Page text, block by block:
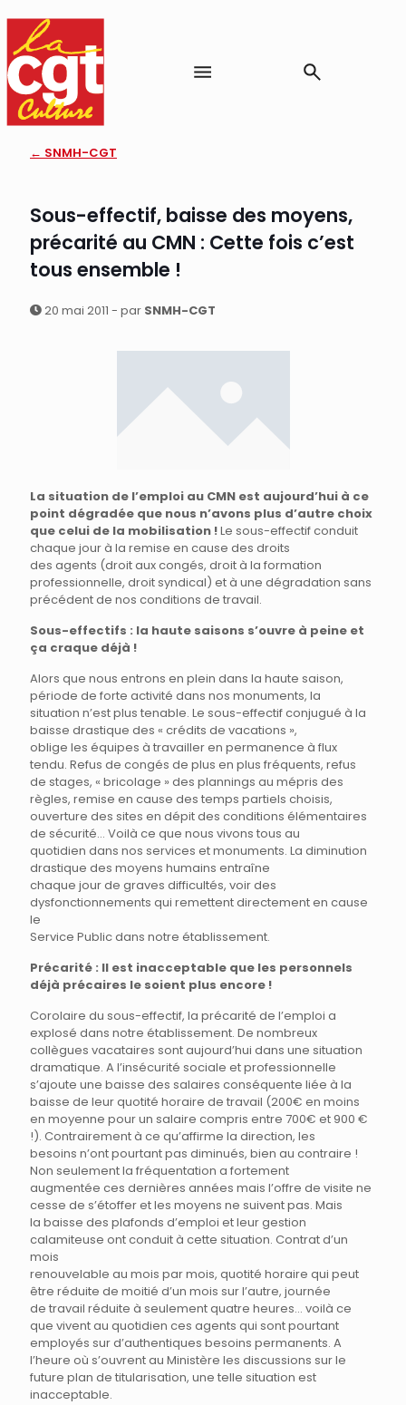
← SNMH-CGT
Sous-effectif, baisse des moyens,
précarité au CMN : Cette fois c’est
tous ensemble !
20 mai 2011 - par SNMH-CGT
La situation de l’emploi au CMN est aujourd’hui à ce
point dégradée que nous n’avons plus d’autre choix
que celui de la mobilisation !Le sous-effectif conduit
chaque jour à la remise en cause des droits
des agents (droit aux congés, droit à la formation
professionnelle, droit syndical) et à une dégradation sans
précédent de nos conditions de travail.
Sous-effectifs : la haute saisons s’ouvre à peine et
ça craque déjà !
Alors que nous entrons en plein dans la haute saison,
période de forte activité dans nos monuments, la
situation n’est plus tenable. Le sous-effectif conjugué à la
baisse drastique des « crédits de vacations »,
oblige les équipes à travailler en permanence à flux
tendu. Refus de congés de plus en plus fréquents, refus
de stages, « bricolage » des plannings au mépris des
règles, remise en cause des temps partiels choisis,
ouverture des sites en dépit des conditions élémentaires
de sécurité… Voilà ce que nous vivons tous au
quotidien dans nos services et monuments. La diminution
drastique des moyens humains entraîne
chaque jour de graves difficultés, voir des
dysfonctionnements qui remettent directement en cause
le
Service Public dans notre établissement.
Précarité : Il est inacceptable que les personnels
déjà précaires le soient plus encore !
Corolaire du sous-effectif, la précarité de l’emploi a
explosé dans notre établissement. De nombreux
collègues vacataires sont aujourd’hui dans une situation
dramatique. A l’insécurité sociale et professionnelle
s’ajoute une baisse des salaires conséquente liée à la
baisse de leur quotité horaire de travail (200€ en moins
en moyenne pour un salaire compris entre 700€ et 900 €
!). Contrairement à ce qu’affirme la direction, les
besoins n’ont pourtant pas diminués, bien au contraire !
Non seulement la fréquentation a fortement
augmentée ces dernières années mais l’offre de visite ne
cesse de s’étoffer et les moyens ne suivent pas. Mais
la baisse des plafonds d’emploi et leur gestion
calamiteuse ont conduit à cette situation. Contrat d’un
mois
renouvelable au mois par mois, quotité horaire qui peut
être réduite de moitié d’un mois sur l’autre, journée
de travail réduite à seulement quatre heures… voilà ce
que vivent au quotidien ces agents qui sont pourtant
employés sur d’authentiques besoins permanents. A
l’heure où s’ouvrent au Ministère les discussions sur le
future plan de titularisation, une telle situation est
inacceptable.